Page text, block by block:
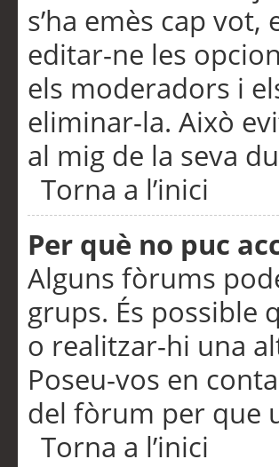
s’ha emès cap
editar-ne les
els moderadors i
eliminar-la. Això
al mig de la seva
Torna a l’inici
Per què no puc
Alguns fòrums
grups. És possible
o realitzar-hi una
Poseu-vos en
del fòrum per que
Torna a l’inici